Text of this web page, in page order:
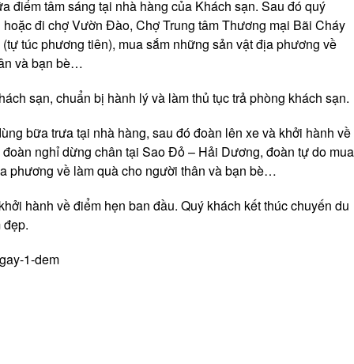
điểm tâm sáng tại nhà hàng của Khách sạn. Sau đó quý
đi chợ Vườn Đào, Chợ Trung tâm Thương mại Bãi Cháy
túc phương tiên), mua sắm những sản vật địa phương về
và bạn bè…
sạn, chuẩn bị hành lý và làm thủ tục trả phòng khách sạn.
bữa trưa tại nhà hàng, sau đó đoàn lên xe và khởi hành về
nghỉ dừng chân tại Sao Đỏ – Hải Dương, đoàn tự do mua
phương về làm quà cho người thân và bạn bè…
hành về điểm hẹn ban đầu. Quý khách kết thúc chuyến du